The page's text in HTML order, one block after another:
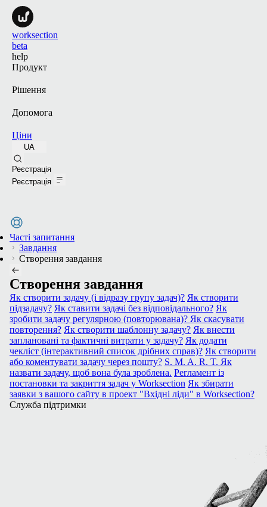
worksection
beta
help
Продукт
Рішення
Допомога
Ціни
UA
Реєстрація
Реєстрація
Служба підтримки
Часті запитання
Завдання
Створення завдання
Створення завдання
Як створити задачу (і відразу групу задач)? Як створити
підзадачу? Як ставити задачі без відповідального? Як
зробити задачу регулярною (повторювана)? Як скасувати
повторення? Як створити шаблонну задачу? Як внести
заплановані та фактичні витрати у задачу? Як додати
чекліст (інтерактивний список дрібних справ)? Як створити
або коментувати задачу через пошту? S. M. A. R. T. Як
назвати задачу, щоб вона була зроблена. Регламент із
постановки та закриття задач у Worksection Як збирати
заявки з вашого сайту в проект "Вхідні ліди" в Worksection?